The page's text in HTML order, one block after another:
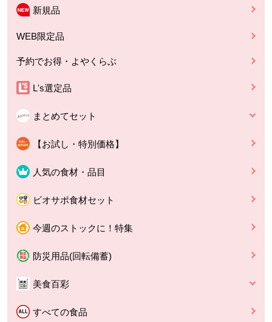
新規品
WEB限定品
予約でお得・よやくらぶ
L's選定品
まとめてセット
【お試し・特別価格】
人気の食材・品目
ビオサポ食材セット
今週のストックに！特集
防災用品(回転備蓄)
美食百彩
すべての食品